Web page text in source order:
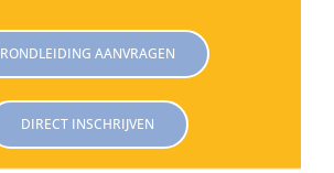
RONDLEIDING AANVRAGEN
DIRECT INSCHRIJVEN